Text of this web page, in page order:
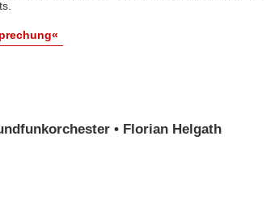
• Florian Helgath